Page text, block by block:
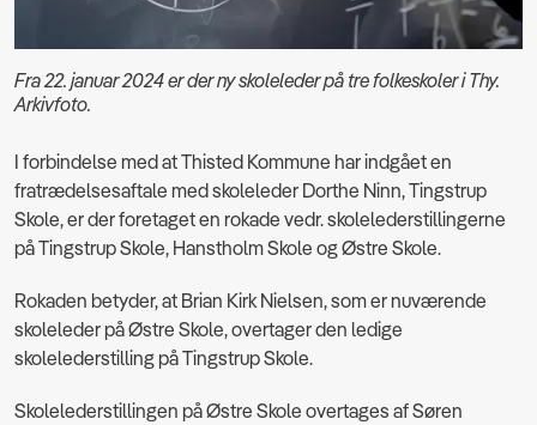
Fra 22. januar 2024 er der ny skoleleder på tre folkeskoler i Thy.
Arkivfoto.
I forbindelse med at Thisted Kommune har indgået en
fratrædelsesaftale med skoleleder Dorthe Ninn, Tingstrup
Skole, er der foretaget en rokade vedr. skolelederstillingerne
på Tingstrup Skole, Hanstholm Skole og Østre Skole.
Rokaden betyder, at Brian Kirk Nielsen, som er nuværende
skoleleder på Østre Skole, overtager den ledige
skolelederstilling på Tingstrup Skole.
Skolelederstillingen på Østre Skole overtages af Søren